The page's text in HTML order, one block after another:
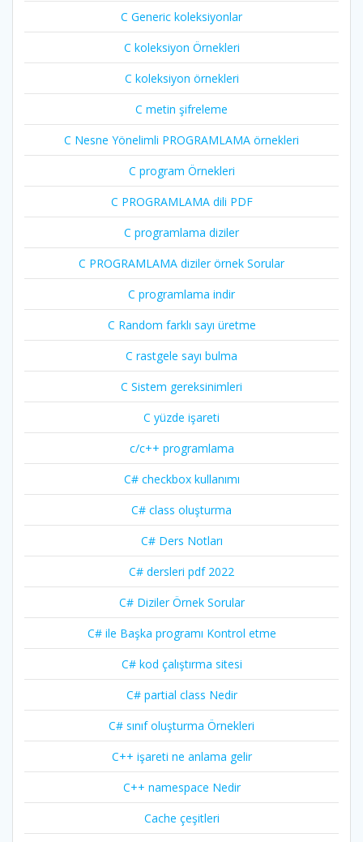
C Generic koleksiyonlar
C koleksiyon Örnekleri
C koleksiyon örnekleri
C metin şifreleme
C Nesne Yönelimli PROGRAMLAMA örnekleri
C program Örnekleri
C PROGRAMLAMA dili PDF
C programlama diziler
C PROGRAMLAMA diziler örnek Sorular
C programlama indir
C Random farklı sayı üretme
C rastgele sayı bulma
C Sistem gereksinimleri
C yüzde işareti
c/c++ programlama
C# checkbox kullanımı
C# class oluşturma
C# Ders Notları
C# dersleri pdf 2022
C# Diziler Örnek Sorular
C# ile Başka programı Kontrol etme
C# kod çalıştırma sitesi
C# partial class Nedir
C# sınıf oluşturma Örnekleri
C++ işareti ne anlama gelir
C++ namespace Nedir
Cache çeşitleri